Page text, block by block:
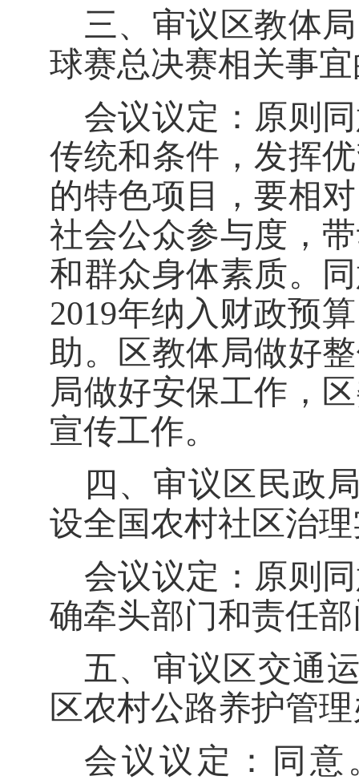
三、 审议区教体
球赛总决赛相关事
会议议定：原则
传统和条件，发挥
的特色项目，要相
社会公众参与度，
和群众身体素质。
2019年纳入财政预
助。区教体局做好
局做好安保工作，
宣传工作。
四 、审议 区民政
设全国农村社区治
会议议定：原则
确牵头部门和责任
五、 审议区交通
区农村公路养护管
会议议定：同